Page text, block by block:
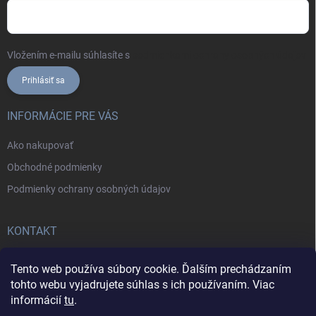
Tento web používa súbory cookie. Ďalším prechádzaním
tohto webu vyjadrujete súhlas s ich používaním. Viac
informácií tu.
Vložením e-mailu súhlasíte s
Prihlásiť sa
INFORMÁCIE PRE VÁS
Ako nakupovať
Obchodné podmienky
Podmienky ochrany osobných údajov
KONTAKT
+421902787857